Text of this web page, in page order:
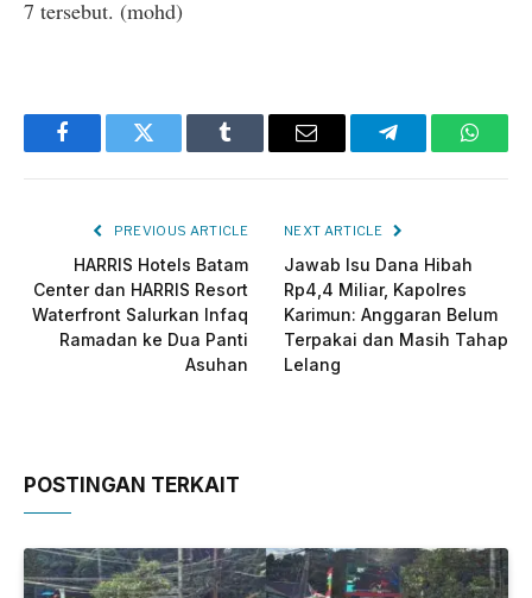
7 tersebut. (mohd)
FacebookTwitter Tumblr Email Telegram
PREVIOUS ARTICLE
HARRIS Hotels Batam
Center dan HARRIS Resort
Waterfront Salurkan Infaq
Ramadan ke Dua Panti
Asuhan
NEXT ARTICLE
Jawab Isu Dana Hibah
Rp4,4 Miliar, Kapolres
Karimun: Anggaran Belum
Terpakai dan Masih Tahap
Lelang
POSTINGAN TERKAIT